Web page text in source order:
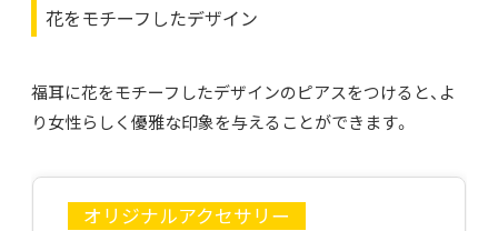
花をモチーフしたデザイン
福耳に花をモチーフしたデザインのピアスをつけると、よ
り女性らしく優雅な印象を与えることができます。
オリジナルアクセサリー